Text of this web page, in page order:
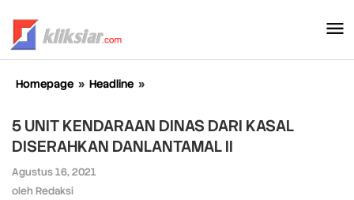
konten
Homepage » Headline »
KENDARAAN
DINAS
DARI
5 UNIT KENDARAAN DINAS DARI KASAL
DISERAHKAN DANLANTAMAL II
Agustus 16, 2021
oleh Redaksi